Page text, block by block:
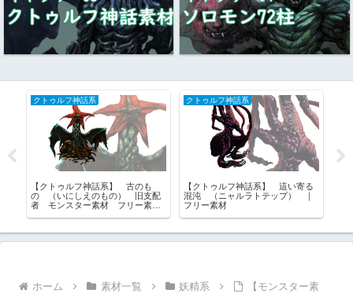
クトゥルフ神話系
【クトゥルフ神話系】 古のも
の （いにしえのもの） 旧支配
者 モンスター素材 フリー素
クトゥルフ神話系
【クトゥルフ神話系】 這い寄る
混沌 （ニャルラトテップ） ｜
フリー素材
ホーム 素材一覧 妖精系
【モンスター素